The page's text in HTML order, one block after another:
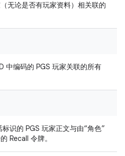
无论是否有玩家资料）相关联的
中编码的 PGS 玩家关联的所有
识的 PGS 玩家正文与由“角色”
Recall 令牌。